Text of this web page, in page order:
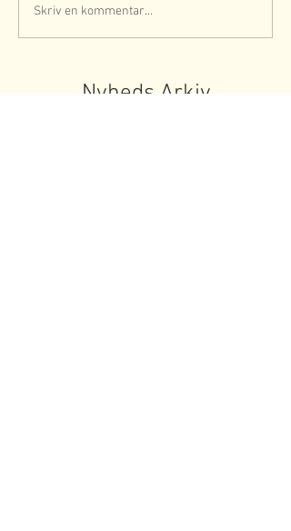
Skriv en kommentar...
Nyheds Arkiv